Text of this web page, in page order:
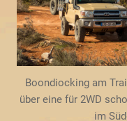
Boondiocking am
über eine für 2WD
im